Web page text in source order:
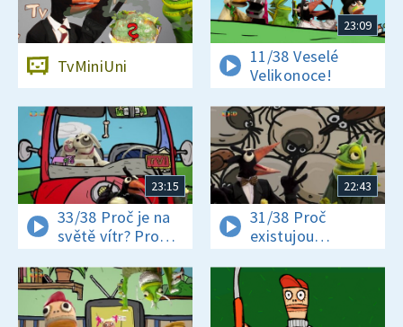
TvMiniUni
23:09
11/38 Veselé
Velikonoce!
23:15
33/38 Proč je na
světě vítr? Proč
jsou někteří hadi
jedovatí?
22:43
31/38 Proč
existujou
klíšťata? Jak se
vyrábí čokoláda?